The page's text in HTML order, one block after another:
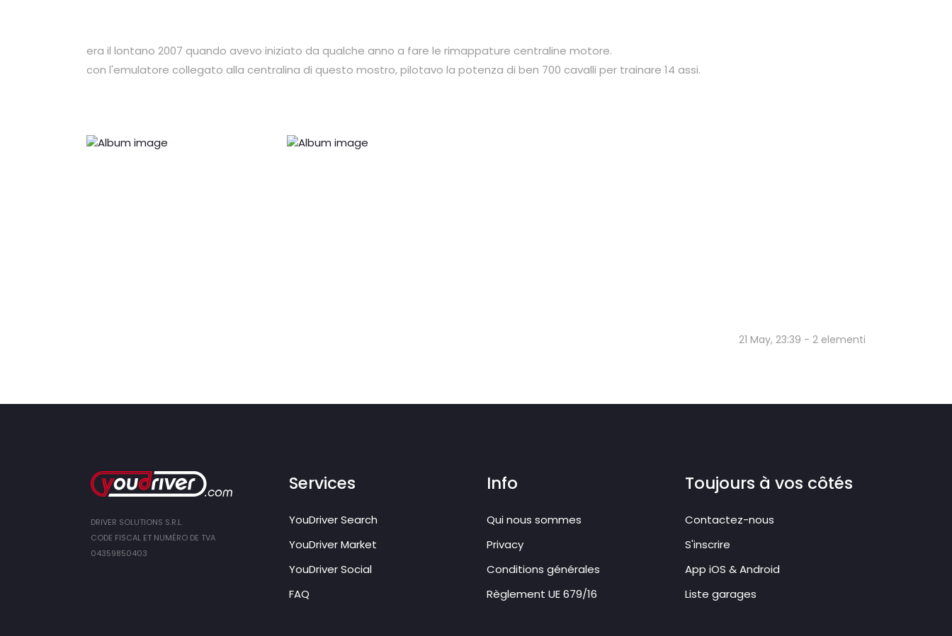
era il lontano 2007 quando avevo iniziato da qualche anno a fare le rimappature centraline motore.
con l'emulatore collegato alla centralina di questo mostro, pilotavo la potenza di ben 700 cavalli per trainare 14 assi.
21 May, 23:39 - 2 elementi
DRIVER SOLUTIONS S.R.L.
CODE FISCAL ET NUMÉRO DE TVA
04359850403
Services
YouDriver Search
YouDriver Market
YouDriver Social
FAQ
Info
Qui nous sommes
Privacy
Conditions générales
Règlement UE 679/16
Toujours à vos côtés
Contactez-nous
S'inscrire
App iOS & Android
Liste garages